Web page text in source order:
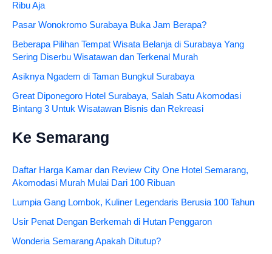
Ribu Aja
Pasar Wonokromo Surabaya Buka Jam Berapa?
Beberapa Pilihan Tempat Wisata Belanja di Surabaya Yang
Sering Diserbu Wisatawan dan Terkenal Murah
Asiknya Ngadem di Taman Bungkul Surabaya
Great Diponegoro Hotel Surabaya, Salah Satu Akomodasi
Bintang 3 Untuk Wisatawan Bisnis dan Rekreasi
Ke Semarang
Daftar Harga Kamar dan Review City One Hotel Semarang,
Akomodasi Murah Mulai Dari 100 Ribuan
Lumpia Gang Lombok, Kuliner Legendaris Berusia 100 Tahun
Usir Penat Dengan Berkemah di Hutan Penggaron
Wonderia Semarang Apakah Ditutup?